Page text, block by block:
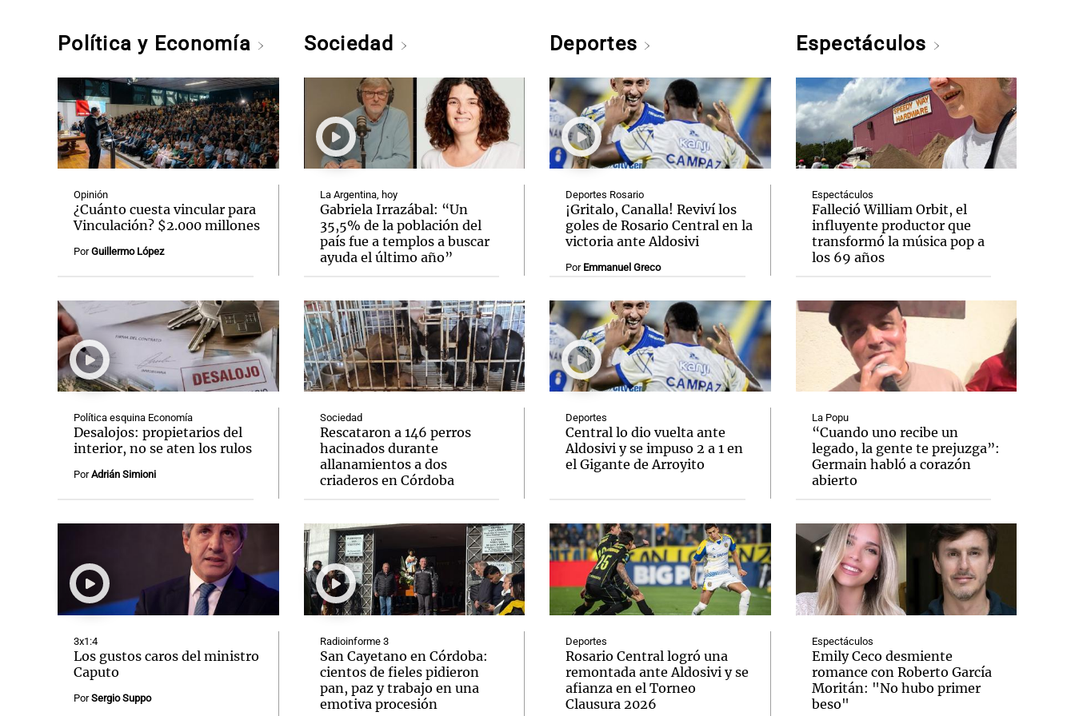
Política y Economía
Opinión
¿Cuánto cuesta vincular para
Vinculación? $2.000 millones
PorGuillermo López
Política esquina Economía
Desalojos: propietarios del
interior, no se aten los rulos
PorAdrián Simioni
3x1:4
Los gustos caros del ministro
Caputo
PorSergio Suppo
Sociedad
La Argentina, hoy
Gabriela Irrazábal: “Un
35,5% de la población del
país fue a templos a buscar
ayuda el último año”
Sociedad
Rescataron a 146 perros
hacinados durante
allanamientos a dos
criaderos en Córdoba
Radioinforme 3
San Cayetano en Córdoba:
cientos de fieles pidieron
pan, paz y trabajo en una
emotiva procesión
Deportes
Deportes Rosario
¡Gritalo, Canalla! Reviví los
goles de Rosario Central en la
victoria ante Aldosivi
Por Emmanuel Greco
Deportes
Central lo dio vuelta ante
Aldosivi y se impuso 2 a 1 en
el Gigante de Arroyito
Deportes
Rosario Central logró una
remontada ante Aldosivi y se
afianza en el Torneo
Clausura 2026
Espectáculos
Espectáculos
Falleció William Orbit, el
influyente productor que
transformó la música pop a
los 69 años
La Popu
“Cuando uno recibe un
legado, la gente te prejuzga”:
Germain habló a corazón
abierto
Espectáculos
Emily Ceco desmiente
romance con Roberto García
Moritán: "No hubo primer
beso"
Notas
El huracán de Arequito
Notas
Cadena 3 en Groenlandia
Notas